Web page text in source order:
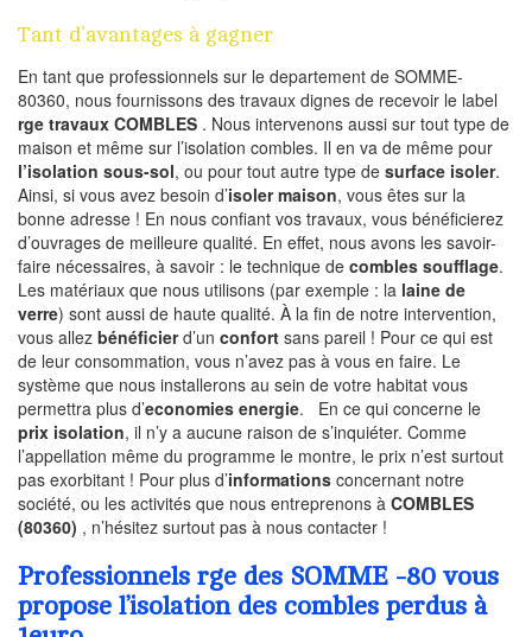
Tant d’avantages à gagner
En tant que professionnels sur le departement de SOMME-
80360, nous fournissons des travaux dignes de recevoir le label
rge travaux COMBLES . Nous intervenons aussi sur tout type de
maison et même sur l’isolation combles. Il en va de même pour
l’isolation sous-sol, ou pour tout autre type de surface isoler.
Ainsi, si vous avez besoin d’isoler maison, vous êtes sur la
bonne adresse ! En nous confiant vos travaux, vous bénéficierez
d’ouvrages de meilleure qualité. En effet, nous avons les savoir-
faire nécessaires, à savoir : le technique de combles soufflage.
Les matériaux que nous utilisons (par exemple : la laine de
verre) sont aussi de haute qualité. À la fin de notre intervention,
vous allez bénéficierd’un confort sans pareil ! Pour ce qui est
de leur consommation, vous n’avez pas à vous en faire. Le
système que nous installerons au sein de votre habitat vous
permettra plus d’economies energie. En ce qui concerne le
prix isolation, il n’y a aucune raison de s’inquiéter. Comme
l’appellation même du programme le montre, le prix n’est surtout
pas exorbitant ! Pour plus d’informations concernant notre
société, ou les activités que nous entreprenons à COMBLES
(80360) , n’hésitez surtout pas à nous contacter !
Professionnels rge des SOMME -80 vous
propose l’isolation des combles perdus à